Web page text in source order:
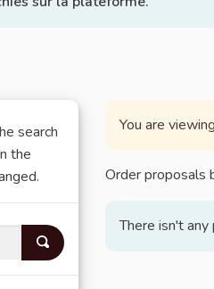
search
the
You are
Order proposals
There isn't